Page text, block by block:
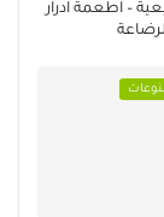
– اطعمة ادرار